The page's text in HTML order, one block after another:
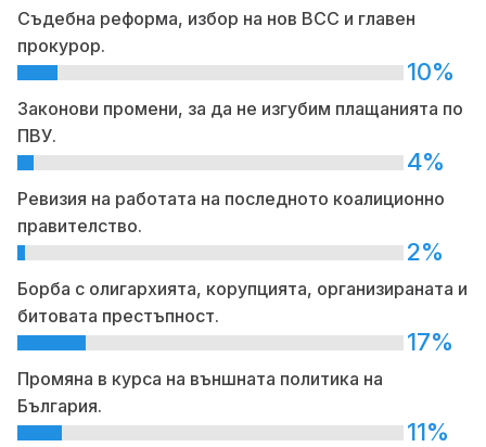
Съдебна реформа, избор на нов ВСС и главен
прокурор.
10%
Законови промени, за да не изгубим плащанията по
ПВУ.
4%
Ревизия на работата на последното коалиционно
правителство.
2%
Борба с олигархията, корупцията, организираната и
битовата престъпност.
17%
Промяна в курса на външната политика на
България.
11%